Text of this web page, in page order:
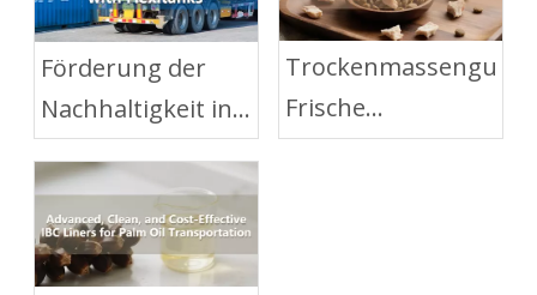
Förderung der
Nachhaltigkeit in
der
Flüssigkeitslogistik
mit Flexitanks
Frische
einschließen und